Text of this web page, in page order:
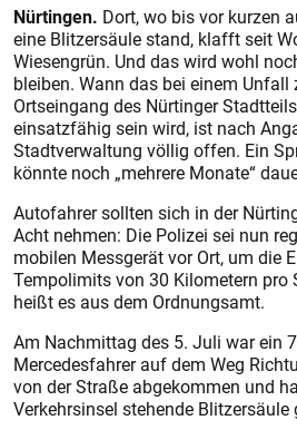
Nürtingen. Dort, wo bis vor kurzen
eine Blitzersäule stand, klafft seit
Wiesengrün. Und das wird wohl
bleiben. Wann das bei einem
Ortseingang des Nürtinger
einsatzfähig sein wird, ist nach
Stadtverwaltung völlig offen. Ein
könnte noch „mehrere Monate“
Autofahrer sollten sich in der
Acht nehmen: Die Polizei sei nun
mobilen Messgerät vor Ort, um die
Tempolimits von 30 Kilometern pro
heißt es aus dem Ordnungsamt.
Am Nachmittag des 5. Juli war ein
Mercedesfahrer auf dem Weg
von der Straße abgekommen und
Verkehrsinsel stehende Blitzersäule